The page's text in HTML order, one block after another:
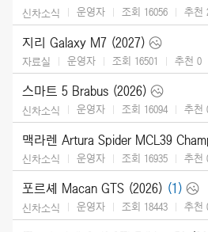
신차소식 운영자 조회 16056 추천
지리 Galaxy M7 (2027)
자료실 운영자 조회 16501 추천 0
스마트 5 Brabus (2026)
신차소식 운영자 조회 16094 추천
신차소식 운영자 조회 16935 추천
포르셰 Macan GTS (2026) (1)
신차소식 운영자 조회 18443 추천